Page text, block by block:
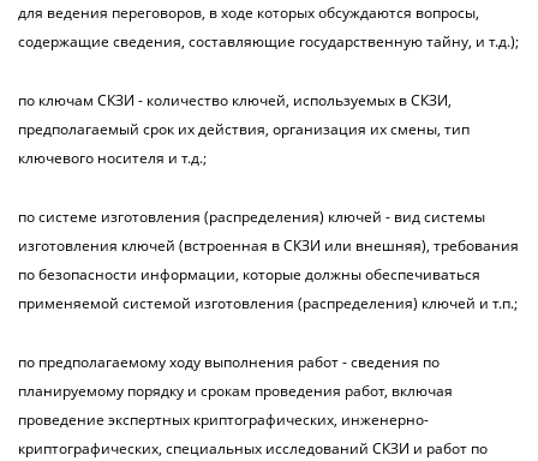
для ведения переговоров, в ходе которых обсуждаются вопросы,
содержащие сведения, составляющие государственную тайну, и т.д.);
по ключам СКЗИ - количество ключей, используемых в СКЗИ,
предполагаемый срок их действия, организация их смены, тип
ключевого носителя и т.д.;
по системе изготовления (распределения) ключей - вид системы
изготовления ключей (встроенная в СКЗИ или внешняя), требования
по безопасности информации, которые должны обеспечиваться
применяемой системой изготовления (распределения) ключей и т.п.;
по предполагаемому ходу выполнения работ - сведения по
планируемому порядку и срокам проведения работ, включая
проведение экспертных криптографических, инженерно-
криптографических, специальных исследований СКЗИ и работ по